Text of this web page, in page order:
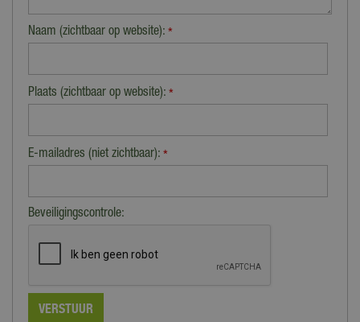
Naam (zichtbaar op website): *
Plaats (zichtbaar op website): *
E-mailadres (niet zichtbaar): *
Beveiligingscontrole: